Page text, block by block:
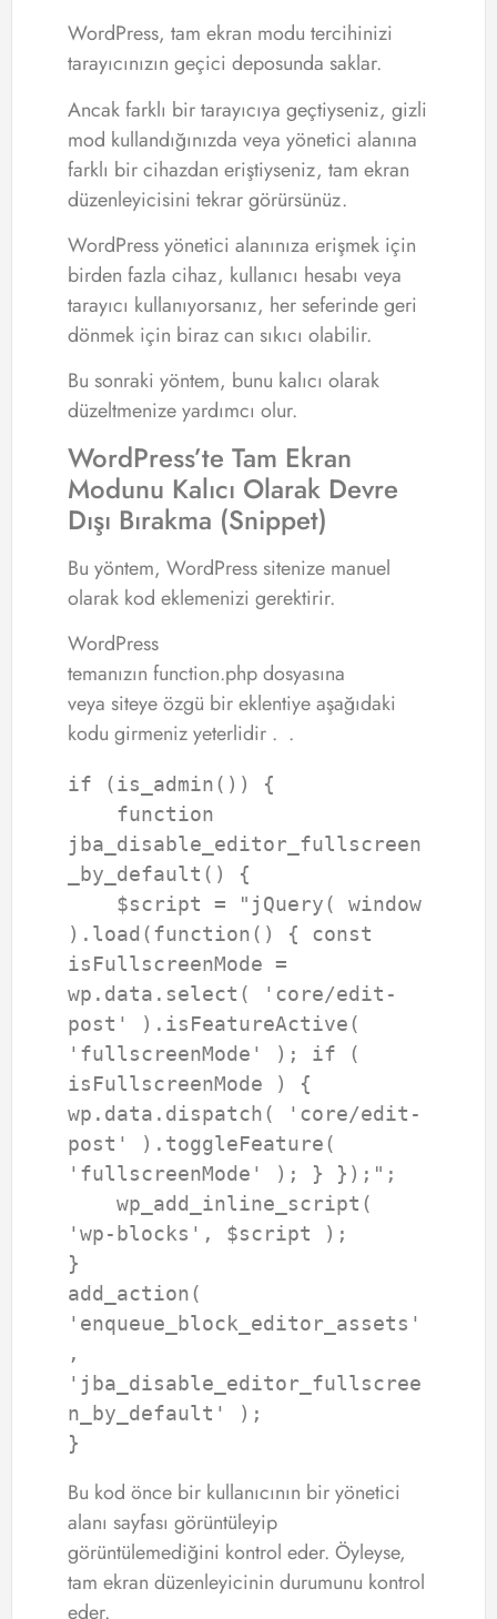
WordPress, tam ekran modu tercihinizi
tarayıcınızın geçici deposunda saklar.
Ancak farklı bir tarayıcıya geçtiyseniz, gizli
mod kullandığınızda veya yönetici alanına
farklı bir cihazdan eriştiyseniz, tam ekran
düzenleyicisini tekrar görürsünüz.
WordPress yönetici alanınıza erişmek için
birden fazla cihaz, kullanıcı hesabı veya
tarayıcı kullanıyorsanız, her seferinde geri
dönmek için biraz can sıkıcı olabilir.
Bu sonraki yöntem, bunu kalıcı olarak
düzeltmenize yardımcı olur.
WordPress’te Tam Ekran
Modunu Kalıcı Olarak Devre
Dışı Bırakma (Snippet)
Bu yöntem, WordPress sitenize manuel
olarak kod eklemenizi gerektirir.
WordPress
temanızın function.php dosyasına
veya siteye özgü bir eklentiye aşağıdaki
kodu girmeniz yeterlidir . .
if (is_admin()) {
jba_disable_editor_fullscreen
_by_default() {
).load(function() { const
isFullscreenMode =
wp.data.select( 'core/edit-
post' ).isFeatureActive(
'fullscreenMode' ); if (
isFullscreenMode ) {
wp.data.dispatch( 'core/edit-
post' ).toggleFeature(
'fullscreenMode' ); } });";
'wp-blocks', $script );
}
add_action(
'enqueue_block_editor_assets'
,
'jba_disable_editor_fullscree
n_by_default' );
}
Bu kod önce bir kullanıcının bir yönetici
alanı sayfası görüntüleyip
görüntülemediğini kontrol eder. Öyleyse,
tam ekran düzenleyicinin durumunu kontrol
eder.